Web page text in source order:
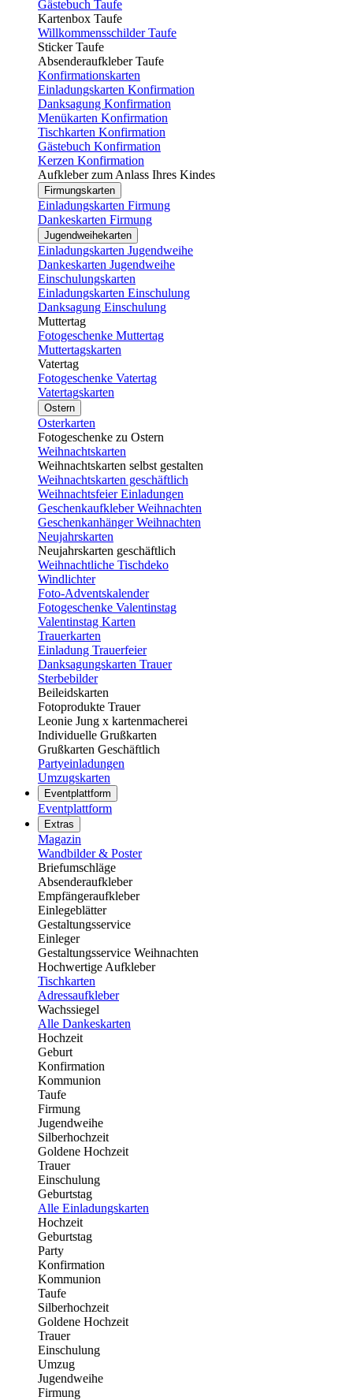
Gästebuch Taufe
Kartenbox Taufe
Willkommensschilder Taufe
Sticker Taufe
Absenderaufkleber Taufe
Konfirmationskarten
Einladungskarten Konfirmation
Danksagung Konfirmation
Menükarten Konfirmation
Tischkarten Konfirmation
Gästebuch Konfirmation
Kerzen Konfirmation
Aufkleber zum Anlass Ihres Kindes
Firmungskarten
Einladungskarten Firmung
Dankeskarten Firmung
Jugendweihekarten
Einladungskarten Jugendweihe
Dankeskarten Jugendweihe
Einschulungskarten
Einladungskarten Einschulung
Danksagung Einschulung
Muttertag
Fotogeschenke Muttertag
Muttertagskarten
Vatertag
Fotogeschenke Vatertag
Vatertagskarten
Ostern
Osterkarten
Fotogeschenke zu Ostern
Weihnachtskarten
Weihnachtskarten selbst gestalten
Weihnachtskarten geschäftlich
Weihnachtsfeier Einladungen
Geschenkaufkleber Weihnachten
Geschenkanhänger Weihnachten
Neujahrskarten
Neujahrskarten geschäftlich
Weihnachtliche Tischdeko
Windlichter
Foto-Adventskalender
Fotogeschenke Valentinstag
Valentinstag Karten
Trauerkarten
Einladung Trauerfeier
Danksagungskarten Trauer
Sterbebilder
Beileidskarten
Fotoprodukte Trauer
Leonie Jung x kartenmacherei
Individuelle Grußkarten
Grußkarten Geschäftlich
Partyeinladungen
Umzugskarten
Eventplattform
Eventplattform
Extras
Magazin
Wandbilder & Poster
Briefumschläge
Absenderaufkleber
Empfängeraufkleber
Einlegeblätter
Gestaltungsservice
Einleger
Gestaltungsservice Weihnachten
Hochwertige Aufkleber
Tischkarten
Adressaufkleber
Wachssiegel
Alle Dankeskarten
Hochzeit
Geburt
Konfirmation
Kommunion
Taufe
Firmung
Jugendweihe
Silberhochzeit
Goldene Hochzeit
Trauer
Einschulung
Geburtstag
Alle Einladungskarten
Hochzeit
Geburtstag
Party
Konfirmation
Kommunion
Taufe
Silberhochzeit
Goldene Hochzeit
Trauer
Einschulung
Umzug
Jugendweihe
Firmung